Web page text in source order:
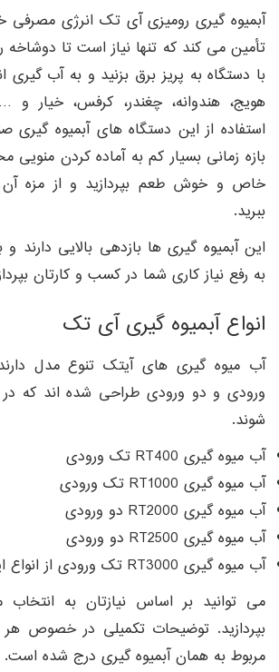
آبمیوه گیری رومیزی آی تک انرژی مصرفی
تأمین می کند که تنها نیاز است تا دوشاخه
با دستگاه به پریز برق بزنید و به آب گیری
هویج، هندوانه، چغندر، کرفس، خیار و
استفاده از این دستگاه های آبمیوه گیری
بازه زمانی بسیار کم به آماده کردن منویی
خاص و خوش طعم بپردازید و از مزه آن
ببرید.
این آبمیوه گیری ها بازدهی بالایی دارند
به رفع نیاز کاری شما در کسب و کارتان
انواع آبمیوه گیری آی تک
آب میوه گیری های آیتک تنوع مدل
شوند.
آب میوه گیری RT400 تک ورودی
آب میوه گیری RT1000 تک ورودی
آب میوه گیری RT2000 دو ورودی
آب میوه گیری RT2500 دو ورودی
آب میوه گیری RT3000 تک ورودی از انواع این محصولات اند.
می توانید بر اساس نیازتان به انتخاب
بپردازید. توضیحات تکمیلی در خصوص
مربوط به همان آبمیوه گیری درج شده است.